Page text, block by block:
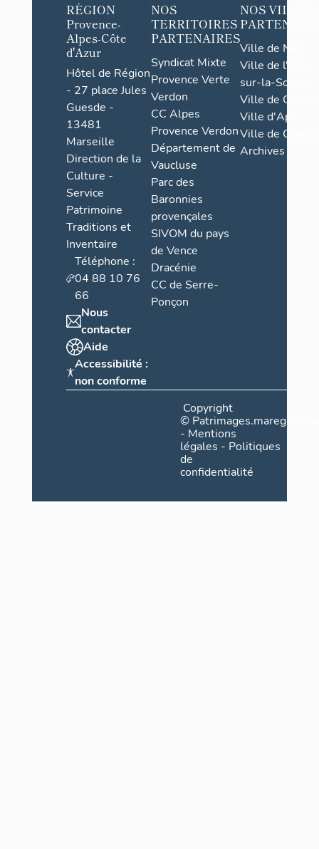
RÉGION
Provence-
Alpes-Côte
d'Azur
Hôtel de Région
- 27 place Jules
Guesde -
13481
Marseille
Direction de la
Culture -
Service
Patrimoine
Traditions et
Inventaire
Téléphone :
04 88 10 76
66
Nous
contacter
Aide
Accessibilité :
non conforme
NOS
TERRITOIRES
PARTENAIRES
Syndicat Mixte
Provence Verte
Verdon
CC Alpes
Provence Verdon
Département de
Vaucluse
Parc des
Baronnies
provençales
SIVOM du pays
de Vence
Dracénie
CC de Serre-
Ponçon
NOS VILLES
Ville de Nice
Ville de l'Isle-
sur-la-Sorgue
Ville de Grasse
Ville d'Apt
Ville de
Archives
Copyright
©
- Mentions
légales - Politiques
de
confidentialité